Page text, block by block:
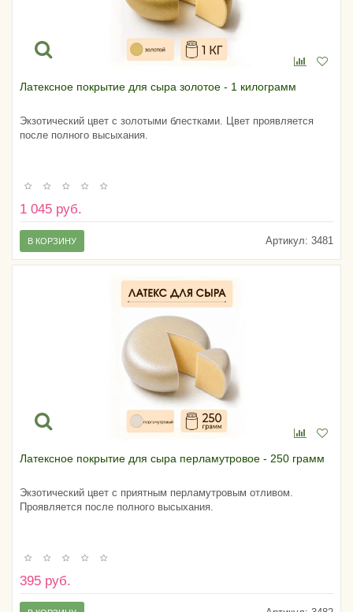
Латексное покрытие для сыра золотое - 1 килограмм
Экзотический цвет с золотыми блестками. Цвет проявляется
после полного высыхания.
1 045 руб.
Артикул: 3481
В КОРЗИНУ
Латексное покрытие для сыра перламутровое - 250 грамм
Экзотический цвет с приятным перламутровым отливом.
Проявляется после полного высыхания.
395 руб.